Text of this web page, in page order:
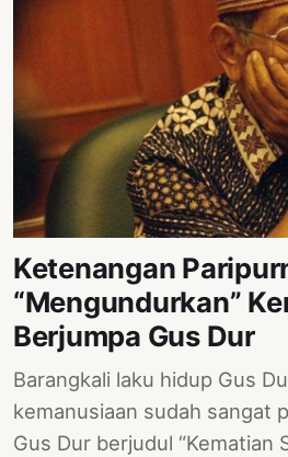
Ketenangan
“Mengundurkan”
Berjumpa Gus Dur
Barangkali laku hidup Gus
kemanusiaan sudah sangat
Gus Dur berjudul “Kematian